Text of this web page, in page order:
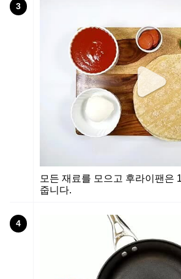
3
모든 재료를 모으고 후라이팬은
줍니다.
4